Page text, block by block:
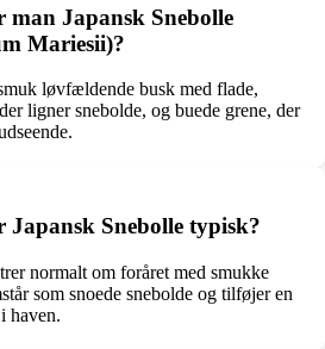
Japansk Snebolle
Mariesii)?
løvfældende busk med flade,
ligner snebolde, og buede grene, der
Snebolle typisk?
normalt om foråret med smukke
som snoede snebolde og tilføjer en
haven.